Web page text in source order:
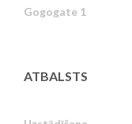
Gogogate 1
ATBALSTS